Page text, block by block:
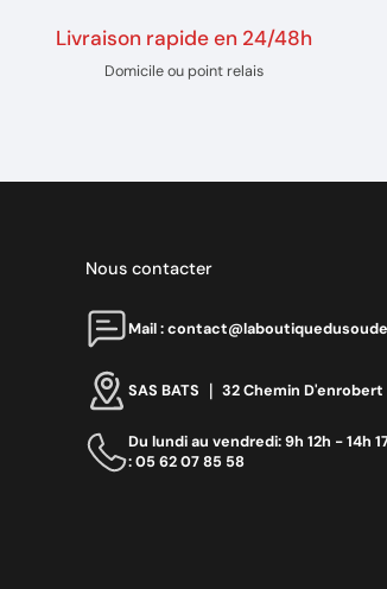
Livraison rapide en 24/48h
Domicile ou point relais
Nous contacter
Mail :
SAS BATS ｜ 32 Chemin
Du lundi au vendredi: 9h 12h - 14h
: 05 62 07 85 58